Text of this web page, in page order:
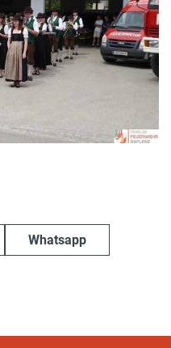
Whatsapp